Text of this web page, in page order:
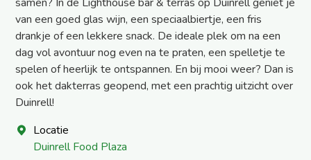
van een goed glas wijn, een speciaalbiertje, een fris
drankje of een lekkere snack. De ideale plek om na een
dag vol avontuur nog even na te praten, een spelletje te
spelen of heerlijk te ontspannen. En bij mooi weer? Dan is
ook het dakterras geopend, met een prachtig uitzicht over
Duinrell!
Locatie
Duinrell Food Plaza